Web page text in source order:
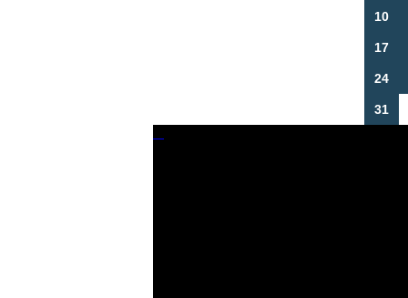
10
17
24
31